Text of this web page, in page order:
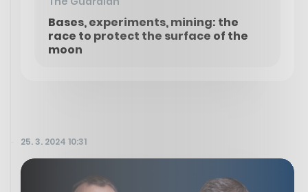
Bases, experiments, mining: the
race to protect the surface of the
moon
25. 3. 2024 10:31